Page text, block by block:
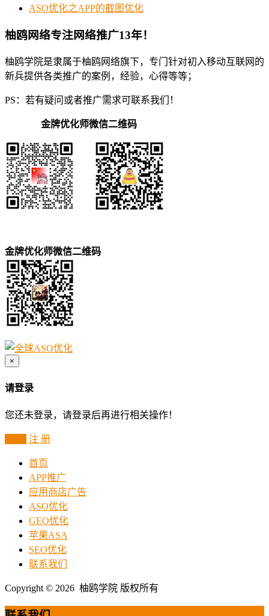
ASO优化之APP的截图优化
柚鸥网络专注网络推广13年！
柚鸥学院是隶属于柚鸥网络旗下，专门针对初入移动互联网的
新兵提供各类推广的案例，经验，心得等等；
PS：若有疑问或者推广需求可联系我们！
金牌优化师微信二维码
金牌优化师微信二维码
×
请登录
您还未登录，请登录后再进行相关操作！
注 册
首页
APP推广
应用商店广告
ASO优化
GEO优化
苹果ASA
SEO优化
联系我们
Copyright © 2026 柚鸥学院 版权所有